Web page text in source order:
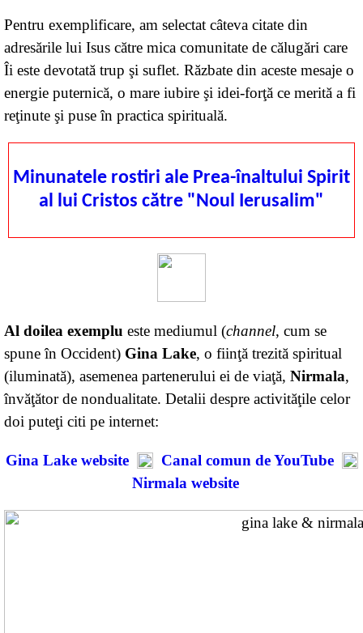
Pentru exemplificare, am selectat câteva citate din
adresările lui Isus către mica comunitate de călugări care
Îi este devotată trup şi suflet. Răzbate din aceste mesaje o
energie puternică, o mare iubire şi idei-forţă ce merită a fi
reţinute şi puse în practica spirituală.
Minunatele rostiri ale Prea-înaltului Spirit
al lui Cristos către "Noul Ierusalim"
Al doilea exemplu este mediumul (channel, cum se
spune în Occident) Gina Lake, o fiinţă trezită spiritual
(iluminată), asemenea partenerului ei de viaţă, Nirmala,
învăţător de nondualitate. Detalii despre activităţile celor
doi puteţi citi pe internet:
Gina Lake website
Canal comun de YouTube
Nirmala website